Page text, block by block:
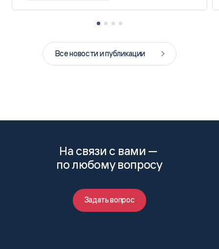
Все новости и публикации
На связи с вами —
по любому вопросу
Задать вопрос